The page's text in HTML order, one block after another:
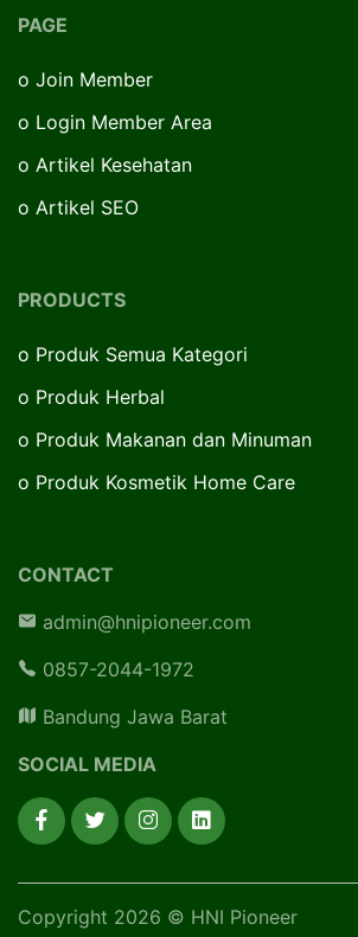
PAGE
o Join Member
o Login Member Area
o Artikel Kesehatan
o Artikel SEO
PRODUCTS
o Produk Semua Kategori
o Produk Herbal
o Produk Makanan dan Minuman
o Produk Kosmetik Home Care
CONTACT
admin@hnipioneer.com
0857-2044-1972
Bandung Jawa Barat
SOCIAL MEDIA
Copyright 2026 © HNI Pioneer